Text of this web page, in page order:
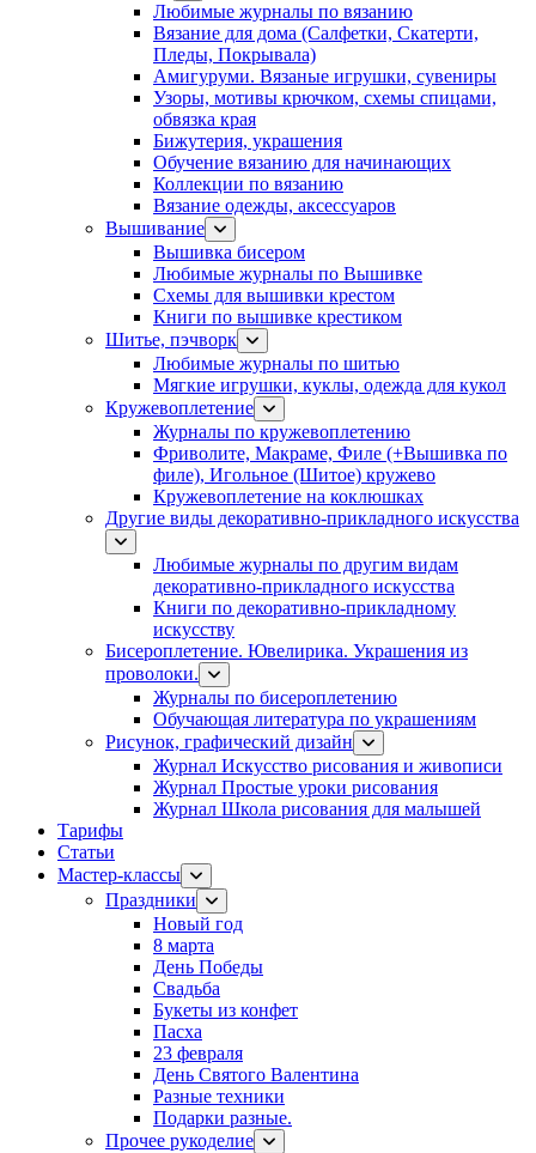
Любимые журналы по вязанию
Вязание для дома (Салфетки, Скатерти,
Пледы, Покрывала)
Амигуруми. Вязаные игрушки, сувениры
Узоры, мотивы крючком, схемы спицами,
обвязка края
Бижутерия, украшения
Обучение вязанию для начинающих
Коллекции по вязанию
Вязание одежды, аксессуаров
Вышивание
Вышивка бисером
Любимые журналы по Вышивке
Схемы для вышивки крестом
Книги по вышивке крестиком
Шитье, пэчворк
Любимые журналы по шитью
Мягкие игрушки, куклы, одежда для кукол
Кружевоплетение
Журналы по кружевоплетению
Фриволите, Макраме, Филе (+Вышивка по
филе), Игольное (Шитое) кружево
Кружевоплетение на коклюшках
Другие виды декоративно-прикладного искусства
Любимые журналы по другим видам
декоративно-прикладного искусства
Книги по декоративно-прикладному
искусству
Бисероплетение. Ювелирика. Украшения из
проволоки.
Журналы по бисероплетению
Обучающая литература по украшениям
Рисунок, графический дизайн
Журнал Искусство рисования и живописи
Журнал Простые уроки рисования
Журнал Школа рисования для малышей
Тарифы
Статьи
Мастер-классы
Праздники
Новый год
8 марта
День Победы
Свадьба
Букеты из конфет
Пасха
23 февраля
День Святого Валентина
Разные техники
Подарки разные.
Прочее рукоделие